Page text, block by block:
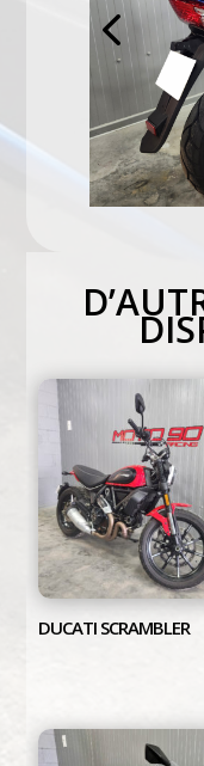
DUCATI SCRAMBLER